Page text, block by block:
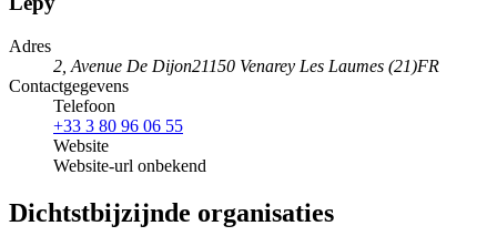
Adres
2, Avenue De Dijon21150 Venarey Les Laumes (21)FR
Contactgegevens
Telefoon
+33 3 80 96 06 55
Website
Website-url onbekend
Dichtstbijzijnde organisaties